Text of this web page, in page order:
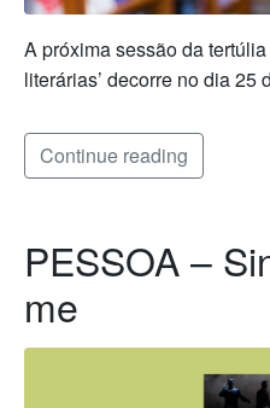
A próxima sessão da
literárias’ decorre no dia 25
Continue reading
PESSOA –
me